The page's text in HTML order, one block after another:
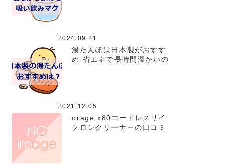
2024.09.21
湯たんぽは日本製がおすす
め 省エネで長時間温かいの
2021.12.05
orage x80コードレスサイ
クロンクリーナーの口コミ